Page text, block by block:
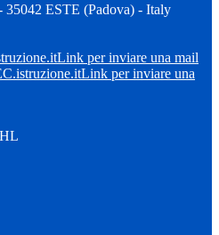
35042 ESTE (Padova) - Italy
Link per inviare una mail
Link per inviare una